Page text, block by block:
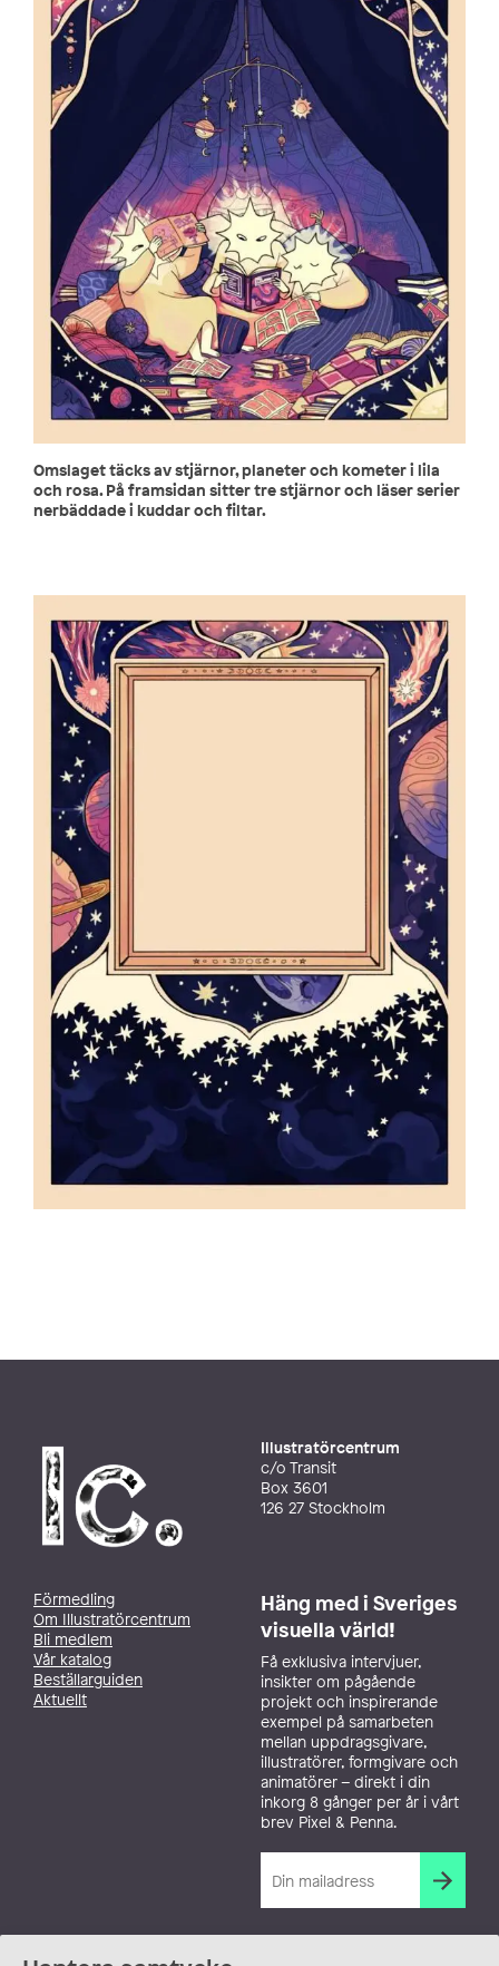
Omslaget täcks av stjärnor, planeter och kometer i lila
och rosa. På framsidan sitter tre stjärnor och läser serier
nerbäddade i kuddar och filtar.
Illustratörcentrum
c/o Transit
Box 3601
126 27 Stockholm
Förmedling
Om Illustratörcentrum
Bli medlem
Vår katalog
Beställarguiden
Aktuellt
Häng med i Sveriges
visuella värld!
Få exklusiva intervjuer,
insikter om pågående
projekt och inspirerande
exempel på samarbeten
mellan uppdragsgivare,
illustratörer, formgivare och
animatörer – direkt i din
inkorg 8 gånger per år i vårt
brev Pixel & Penna.